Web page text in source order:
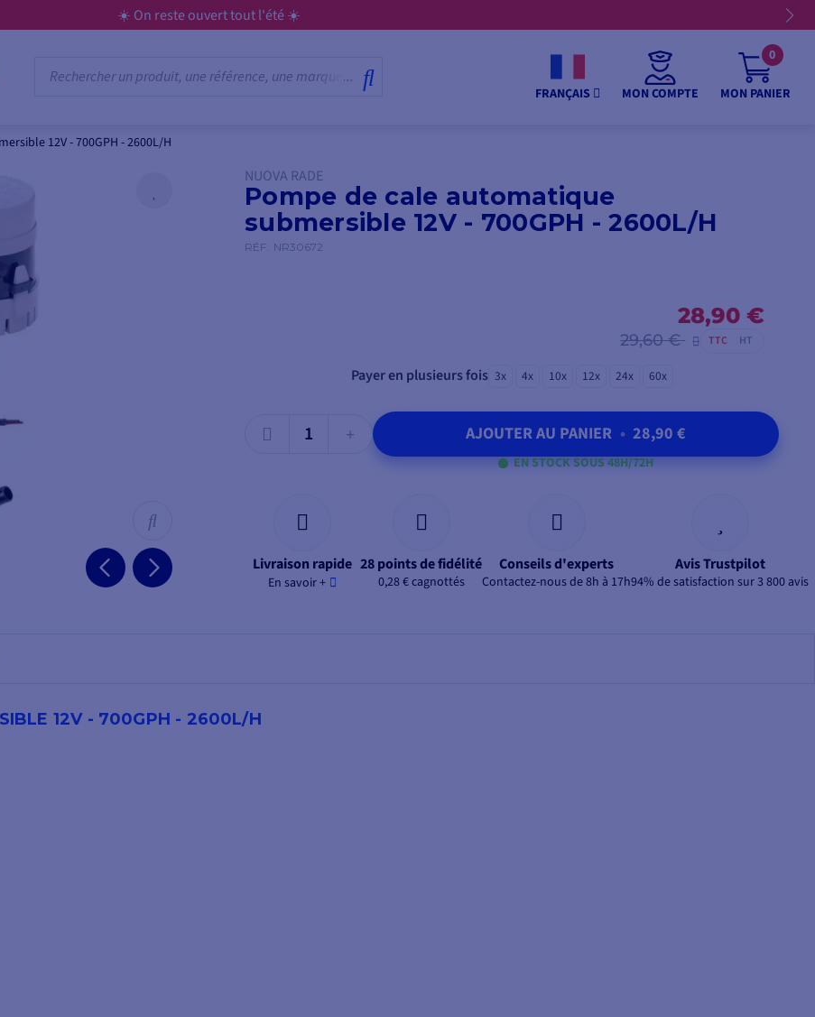
☀️ On reste ouvert tout l'été ☀️
FRANÇAIS MON COMPTE MON PANIER
0
12V - 700GPH - 2600L/H
NUOVA RADE
Pompe de cale automatique
submersible 12V - 700GPH - 2600L/H
RÉF. NR30672
28,90 €
29,60 € TTC HT
Payer en plusieurs fois 3x 4x 10x 12x 24x 60x
AJOUTER AU PANIER • 28,90 €
EN STOCK SOUS 48H/72H
Livraison rapide
En savoir +
28 points de fidélité
0,28 € cagnottés
Conseils d'experts
Contactez-nous de 8h à 17h
Avis Trustpilot
94% de satisfaction sur 3 800 avis
12V - 700GPH - 2600L/H